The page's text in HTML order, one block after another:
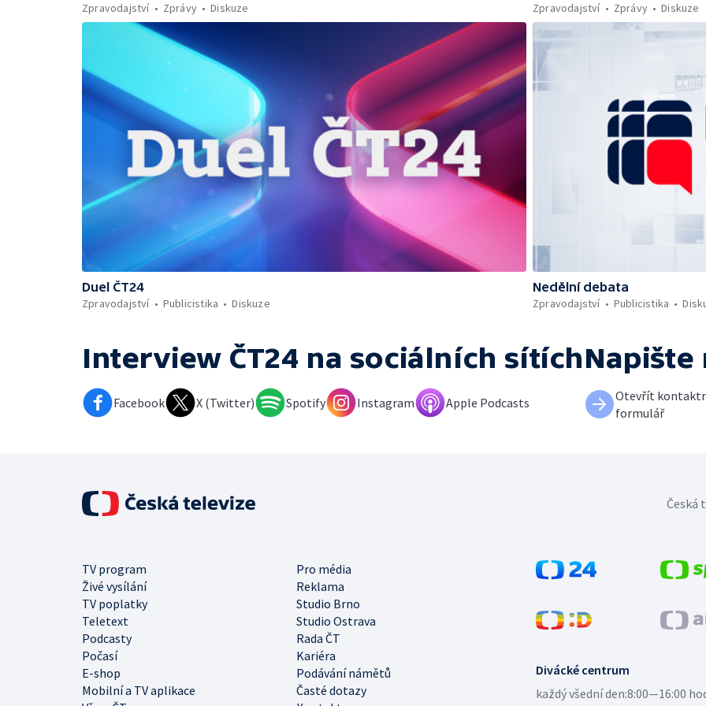
Zpravodajství Zprávy Diskuze Zpravodajství Zprávy Diskuze
Duel ČT24
Zpravodajství
Publicistika Diskuze
Nedělní debata
Zpravodajství
Publicistika
Interview ČT24 na sociálních sítích
Facebook X (Twitter) Spotify Instagram Apple Podcasts
Napište
Otevřít
formulář
Divácké centrum
každý všední den:8:00—16:00
TV program
Pro média
Živé vysílání
Reklama
TV poplatky
Studio Brno
Teletext
Studio Ostrava
Podcasty
Rada ČT
Počasí
Kariéra
E-shop
Podávání námětů
Mobilní a TV aplikace
Časté dotazy
Česká